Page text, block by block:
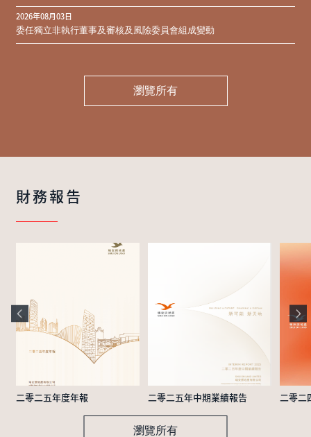
2026年08月03日
委任獨立非執行董事及審核及風險委員會組成變動
瀏覽所有
財務報告
二零二五年度年報 二零二五年中期業績報告 二零二
瀏覽所有